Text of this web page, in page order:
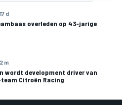
17 d
overleden op 43-jarige
2 m
wordt development driver van
team Citroën Racing